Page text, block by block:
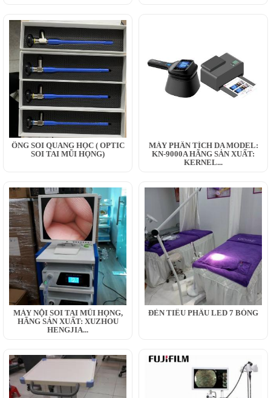
ỐNG SOI QUANG HỌC ( OPTIC
SOI TAI MŨI HỌNG)
MÁY PHÂN TÍCH DA MODEL:
KN-9000A HÃNG SẢN XUẤT:
KERNEL...
MÁY NỘI SOI TAI MŨI HỌNG,
HÃNG SẢN XUẤT: XUZHOU
HENGJIA...
ĐÈN TIỂU PHẪU LED 7 BÓNG